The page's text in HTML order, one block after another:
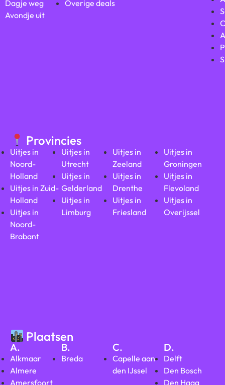
Dagje weg
Avondje uit
Overige deals
Provincies
Uitjes in
Noord-
Holland
Uitjes in Zuid-
Holland
Uitjes in
Noord-
Brabant
Uitjes in
Utrecht
Uitjes in
Gelderland
Uitjes in
Limburg
Uitjes in
Zeeland
Uitjes in
Drenthe
Uitjes in
Friesland
Uitjes in
Groningen
Uitjes in
Flevoland
Uitjes in
Overijssel
Plaatsen
A.
Alkmaar
Almere
Amersfoort
B.
Breda
C.
Capelle aan
den IJssel
D.
Delft
Den Bosch
Den Haag